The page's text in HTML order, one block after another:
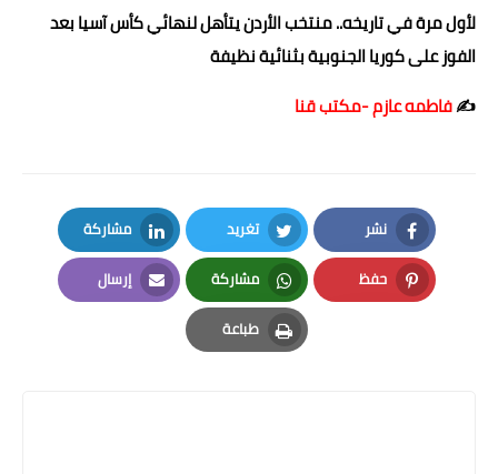
لأول مرة في تاريخه.. منتخب الأردن يتأهل لنهائي كأس آسيا بعد
الفوز على كوريا الجنوبية بثنائية نظيفة
✍️فاطمه عازم -مكتب قنا
نشر
Facebook
تغريد
Twitter
مشاركة
LinkedIn
حفظ
Pinterest
مشاركة
Whatsapp
إرسال
Email
طباعة
Print